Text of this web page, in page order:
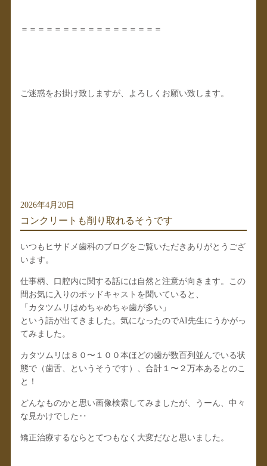
＝＝＝＝＝＝＝＝＝＝＝＝＝＝＝＝＝
ご迷惑をお掛け致しますが、よろしくお願い致します。
2026年4月20日
コンクリートも削り取れるそうです
いつもヒサドメ歯科のブログをご覧いただきありがとうござ
います。
仕事柄、口腔内に関する話には自然と注意が向きます。この
間お気に入りのポッドキャストを聞いていると、
「カタツムリはめちゃめちゃ歯が多い」
という話が出てきました。気になったのでAI先生にうかがっ
てみました。
カタツムリは８０〜１００本ほどの歯が数百列並んでいる状
態で（歯舌、というそうです）、合計１〜２万本あるとのこ
と！
どんなものかと思い画像検索してみましたが、うーん、中々
な見かけでした‥
矯正治療するならとてつもなく大変だなと思いました。